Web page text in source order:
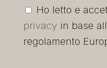
Ho letto e
privacy in base
regolamento